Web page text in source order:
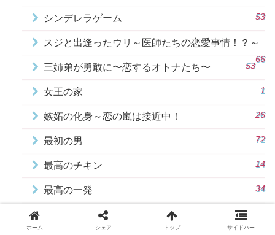
シンデレラゲーム 53
スジと出逢ったウリ～医師たちの恋愛事情！？～
66
三姉弟が勇敢に〜恋するオトナたち〜 53
女王の家 1
嫉妬の化身～恋の嵐は接近中！ 26
最初の男 72
最高のチキン 14
最高の一発 34
知ってるワイフ
ホーム シェア トップ サイドバー